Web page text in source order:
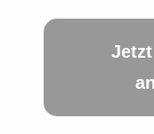
Unverbindlich